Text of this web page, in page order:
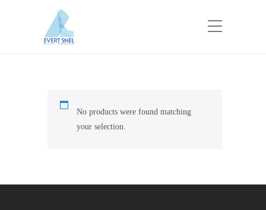
No products were found matching
your selection.